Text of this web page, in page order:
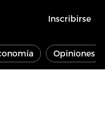
Inscribirse
Opiniones